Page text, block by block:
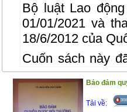
Bộ luật Lao
01/01/2021 và
18/6/2012 của
Cuốn sách này
trong việc tra
của Bộ luật Lao
Đồng thời, cuốn
Bảo đảm
Tải về: